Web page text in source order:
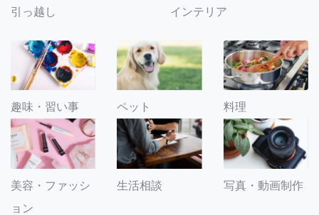
引っ越し インテリア
趣味・習い事 ペット 料理
美容・ファッシ
ョン
生活相談 写真・動画制作